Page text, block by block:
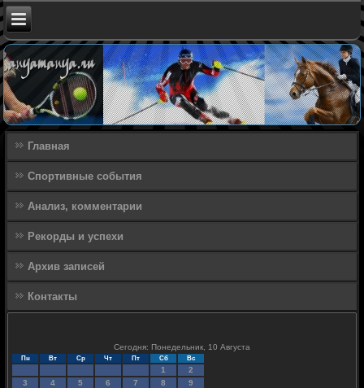
Главная
Спортивные события
Анализ, комментарии
Рекорды и успехи
Архив записей
Контакты
Сегодня: Понедельник, 10 Августа
Пн Вт Ср Чт Пт Сб Вс
1
2
3
4 5 6 7 8
9